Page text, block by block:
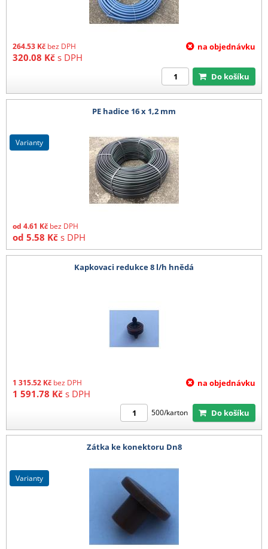
264.53 Kč bez DPH
320.08 Kč s DPH
na objednávku
Do košíku
PE hadice 16 x 1,2 mm
od 4.61 Kč bez DPH
od 5.58 Kč s DPH
varianty
Kapkovaci redukce 8 l/h hnědá
1 315.52 Kč bez DPH
1 591.78 Kč s DPH
na objednávku
500/karton Do košíku
Zátka ke konektoru Dn8
varianty